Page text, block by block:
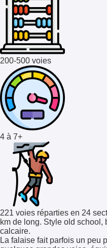
200-500 voies
4 à 7+
221 voies réparties en 24
km de long. Style old
calcaire.
La falaise fait parfois un peu